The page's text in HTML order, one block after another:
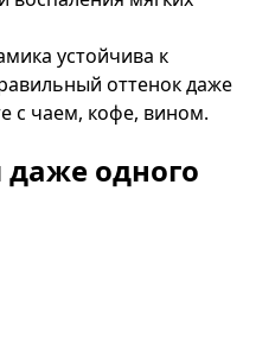
устойчива к
оттенок даже
с чаем, кофе, вином.
даже одного